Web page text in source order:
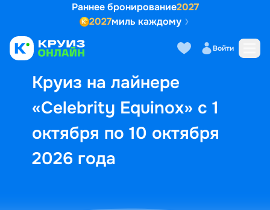
Раннее бронирование2027
2027миль каждому
Войти
Круиз на лайнере
«Celebrity Equinox» с 1
октября по 10 октября
2026 года
Выбор кают Маршрут и